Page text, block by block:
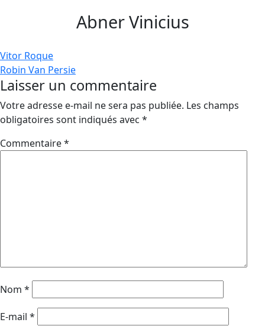
Abner Vinicius
Navigation
de
l’article
Vitor Roque
Robin Van Persie
Laisser un commentaire
Votre adresse e-mail ne sera pas publiée. Les champs
obligatoires sont indiqués avec *
Commentaire*
Nom *
E-mail *